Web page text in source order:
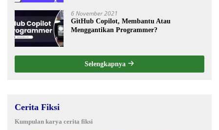
6 November 2021
GitHub Copilot, Membantu Atau
Menggantikan Programmer?
Selengkapnya
Cerita Fiksi
Kumpulan karya cerita fiksi